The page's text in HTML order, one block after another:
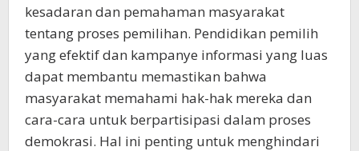
kesadaran dan pemahaman masyarakat
tentang proses pemilihan. Pendidikan pemilih
yang efektif dan kampanye informasi yang luas
dapat membantu memastikan bahwa
masyarakat memahami hak-hak mereka dan
cara-cara untuk berpartisipasi dalam proses
demokrasi. Hal ini penting untuk menghindari